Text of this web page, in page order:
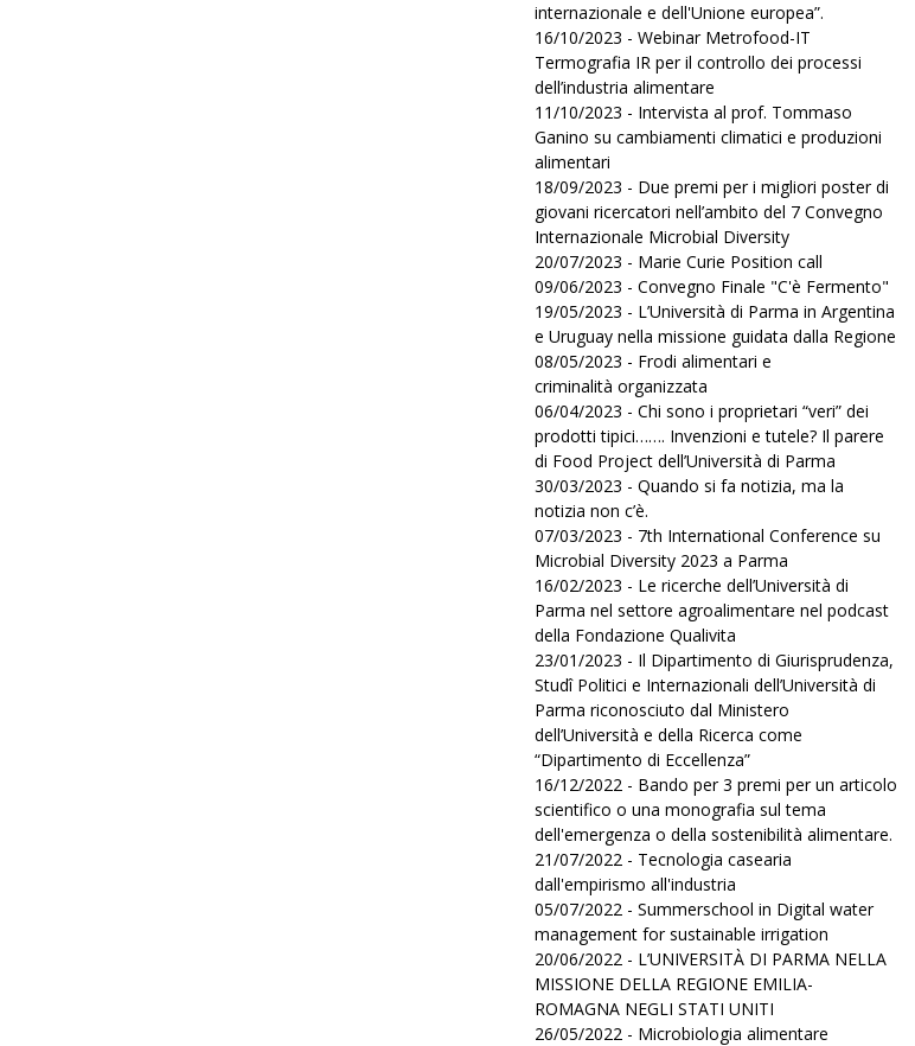
internazionale e dell'Unione europea”.
16/10/2023 - Webinar Metrofood-IT
Termografia IR per il controllo dei processi
dell’industria alimentare
11/10/2023 - Intervista al prof. Tommaso
Ganino su cambiamenti climatici e produzioni
alimentari
18/09/2023 - Due premi per i migliori poster di
giovani ricercatori nell’ambito del 7 Convegno
Internazionale Microbial Diversity
20/07/2023 - Marie Curie Position call
09/06/2023 - Convegno Finale "C'è Fermento"
19/05/2023 - L’Università di Parma in Argentina
e Uruguay nella missione guidata dalla Regione
08/05/2023 - Frodi alimentari e
criminalità organizzata
06/04/2023 - Chi sono i proprietari “veri” dei
prodotti tipici……. Invenzioni e tutele? Il parere
di Food Project dell’Università di Parma
30/03/2023 - Quando si fa notizia, ma la
notizia non c’è.
07/03/2023 - 7th International Conference su
Microbial Diversity 2023 a Parma
16/02/2023 - Le ricerche dell’Università di
Parma nel settore agroalimentare nel podcast
della Fondazione Qualivita
23/01/2023 - Il Dipartimento di Giurisprudenza,
Studî Politici e Internazionali dell’Università di
Parma riconosciuto dal Ministero
dell’Università e della Ricerca come
“Dipartimento di Eccellenza”
16/12/2022 - Bando per 3 premi per un articolo
scientifico o una monografia sul tema
dell'emergenza o della sostenibilità alimentare.
21/07/2022 - Tecnologia casearia
dall'empirismo all'industria
05/07/2022 - Summerschool in Digital water
management for sustainable irrigation
20/06/2022 - L’UNIVERSITÀ DI PARMA NELLA
MISSIONE DELLA REGIONE EMILIA-
ROMAGNA NEGLI STATI UNITI
26/05/2022 - Microbiologia alimentare